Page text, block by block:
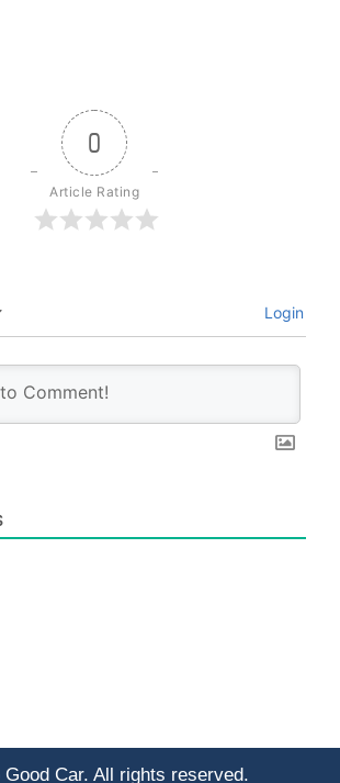
0
Article Rating
Login
Car. All rights reserved.